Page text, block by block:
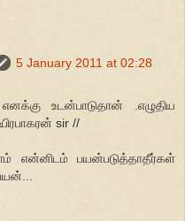
5 January 2011 at 02:28
உடன்பாடுதான் .எழுதிய
sir //
என்னிடம் பயன்படுத்தாதீர்கள்